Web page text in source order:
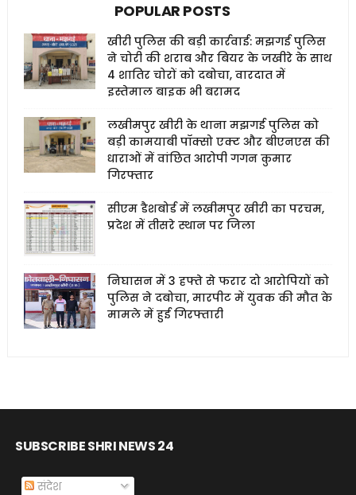
POPULAR POSTS
खीरी पुलिस की बड़ी कार्रवाई: मझगई पुलिस
ने चोरी की शराब और बियर के जखीरे के साथ
4 शातिर चोरों को दबोचा, वारदात में
इस्तेमाल बाइक भी बरामद
लखीमपुर खीरी के थाना मझगई पुलिस को
बड़ी कामयाबी पॉक्सो एक्ट और बीएनएस की
धाराओं में वांछित आरोपी गगन कुमार
गिरफ्तार
सीएम डैशबोर्ड में लखीमपुर खीरी का परचम,
प्रदेश में तीसरे स्थान पर जिला
निघासन में 3 हफ्ते से फरार दो आरोपियों को
पुलिस ने दबोचा, मारपीट में युवक की मौत के
मामले में हुई गिरफ्तारी
SUBSCRIBE SHRI NEWS 24
संदेश